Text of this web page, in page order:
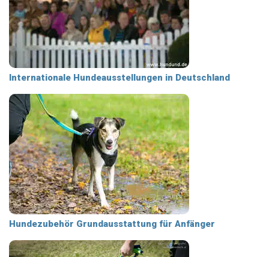
Internationale Hundeausstellungen in Deutschland
Hundezubehör Grundausstattung für Anfänger